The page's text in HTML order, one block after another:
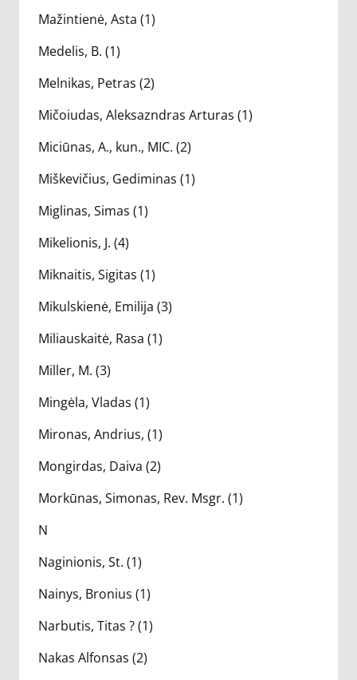
Mažintienė, Asta (1)
Medelis, B. (1)
Melnikas, Petras (2)
Mičoiudas, Aleksazndras Arturas (1)
Miciūnas, A., kun., MIC. (2)
Miškevičius, Gediminas (1)
Miglinas, Simas (1)
Mikelionis, J. (4)
Miknaitis, Sigitas (1)
Mikulskienė, Emilija (3)
Miliauskaitė, Rasa (1)
Miller, M. (3)
Mingėla, Vladas (1)
Mironas, Andrius, (1)
Mongirdas, Daiva (2)
Morkūnas, Simonas, Rev. Msgr. (1)
N
Naginionis, St. (1)
Nainys, Bronius (1)
Narbutis, Titas ? (1)
Nakas Alfonsas (2)